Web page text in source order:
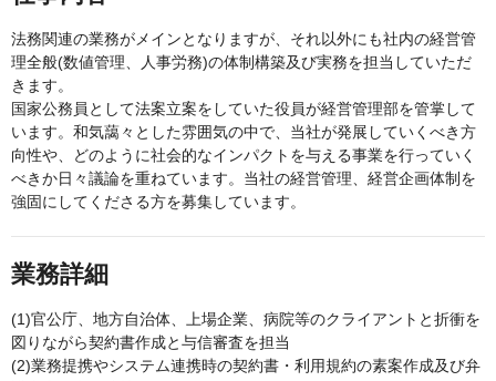
法務関連の業務がメインとなりますが、それ以外にも社内の経営管
理全般(数値管理、人事労務)の体制構築及び実務を担当していただ
きます。
国家公務員として法案立案をしていた役員が経営管理部を管掌して
います。和気藹々とした雰囲気の中で、当社が発展していくべき方
向性や、どのように社会的なインパクトを与える事業を行っていく
べきか日々議論を重ねています。当社の経営管理、経営企画体制を
強固にしてくださる方を募集しています。
業務詳細
(1)官公庁、地方自治体、上場企業、病院等のクライアントと折衝を
図りながら契約書作成と与信審査を担当
(2)業務提携やシステム連携時の契約書・利用規約の素案作成及び弁